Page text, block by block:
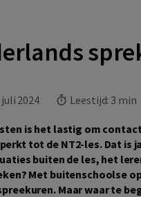
2024 Leestijd: 3 min
is het lastig om
tot de NT2-les. Dat is
buiten de les, het
Met buitenschoolse
Maar waar te